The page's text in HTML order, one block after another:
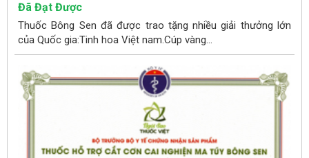
Đã Đạt Được
Thuốc Bông Sen đã được trao tặng nhiều giải thưởng lớn
của Quốc gia:Tinh hoa Việt nam.Cúp vàng...